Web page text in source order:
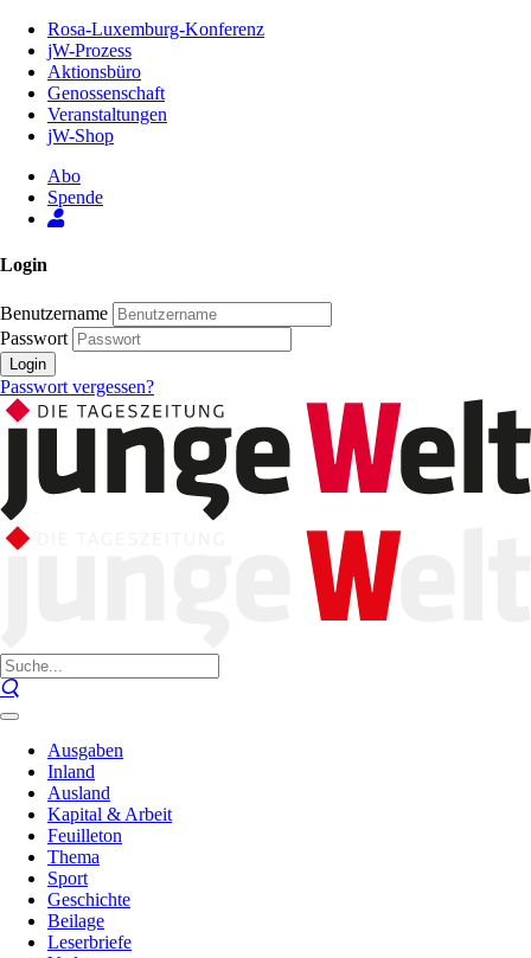
Inhalt
Seite
Rosa-Luxemburg-Konferenz
jW-Prozess
Aktionsbüro
Genossenschaft
Veranstaltungen
jW-Shop
Abo
Spende
Login
Benutzername
Passwort
Login
Passwort vergessen?
Ausgaben
Inland
Ausland
Kapital & Arbeit
Feuilleton
Thema
Sport
Geschichte
Beilage
Leserbriefe